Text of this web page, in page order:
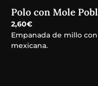
Polo con Mole
2,60€
Empanada de millo
mexicana.